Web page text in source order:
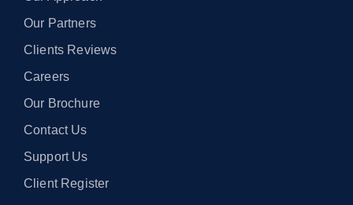
Our Partners
Clients Reviews
Careers
Our Brochure
Contact Us
Support Us
Client Register